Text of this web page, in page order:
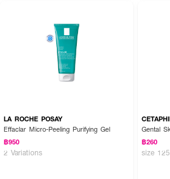
LA ROCHE POSAY
Effaclar Micro-Peeling Purifying Gel
฿950
2 Variations
Gental
฿260
size 125